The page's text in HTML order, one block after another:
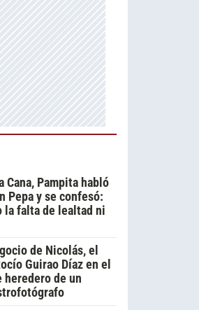
Cana, Pampita habló
Pepa y se confesó:
la falta de lealtad ni
de Nicolás, el
Guirao Díaz en el
de un